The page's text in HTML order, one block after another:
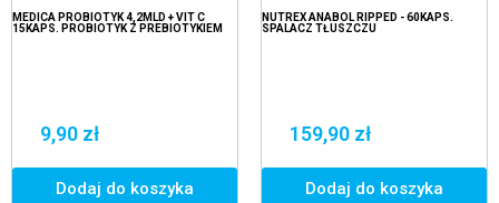
MEDICA PROBIOTYK 4,2MLD + VIT C
15KAPS. PROBIOTYK Z PREBIOTYKIEM
9,90 zł
Dodaj do koszyka
NUTREX ANABOL RIPPED - 60KAPS.
SPALACZ TŁUSZCZU
159,90 zł
Dodaj do koszyka